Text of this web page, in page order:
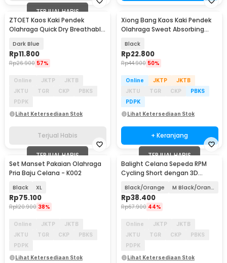
TERJUAL HABIS
ZTOET Kaos Kaki Pendek
Olahraga Quick Dry Breathable
Dark Blue
Rp11.800
Rp26.900 57%
Online JKTP
JKTB
JKTU
TGR CKP
PBKS
PDPK
Lihat Ketersediaan Stok
Terjual Habis
Xiong Bang Kaos Kaki Pendek
Olahraga Sweat Absorbing
Black
Rp22.800
Rp44.900 50%
Online JKTP
JKTB
JKTU
TGR CKP
PBKS
PDPK
Lihat Ketersediaan Stok
+ Keranjang
TERJUAL HABIS
Set Manset Pakaian Olahraga
Pria Baju Celana - K002
Black XL
Rp75.100
Rp120.900 38%
Online JKTP
JKTB
JKTU
TGR CKP
PBKS
PDPK
Lihat Ketersediaan Stok
TERJUAL HABIS
Balight Celana Sepeda RPM
Cycling Short dengan 3D
Black/Orange M Black/Orange
Rp38.400
Rp67.900 44%
Online JKTP
JKTB
JKTU
TGR CKP
PBKS
PDPK
Lihat Ketersediaan Stok